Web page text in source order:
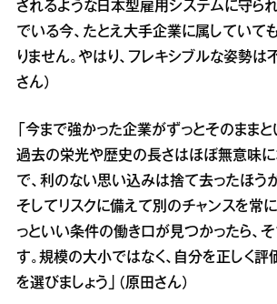
されるような日本型雇用システムに守ら
でいる今、たとえ大手企業に属していて
りません。やはり、フレキシブルな姿勢は
さん）
「今まで強かった企業がずっとそのままと
過去の栄光や歴史の長さはほぼ無意味に
で、利のない思い込みは捨て去ったほう
そしてリスクに備えて別のチャンスを常に
っといい条件の働き口が見つかったら、
す。規模の大小ではなく、自分を正しく評
を選びましょう」（原田さん）